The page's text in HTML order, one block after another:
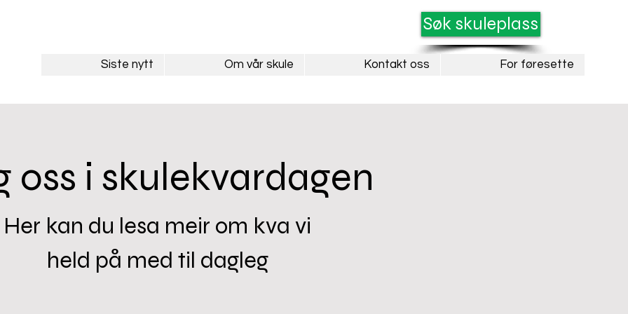
Søk skuleplass
Siste nytt Om vår skule Kontakt oss For føresette
oss i skulekvardagen
Her kan du lesa meir om kva vi
held på med til dagleg